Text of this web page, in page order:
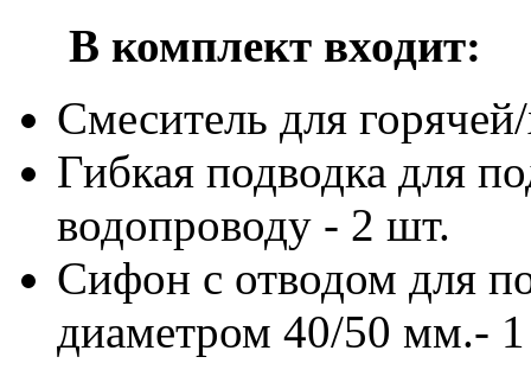
В комплект входит:
Смеситель для
Гибкая подводка для
водопроводу - 2 шт.
Сифон с отводом для
диаметром 40/50 мм.-